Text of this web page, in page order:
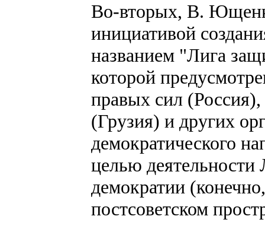
Во-вторых, В.
инициативой
названием "Лига
которой
правых сил
(Грузия) и других
демократического
целью деятельности
демократии
постсоветском